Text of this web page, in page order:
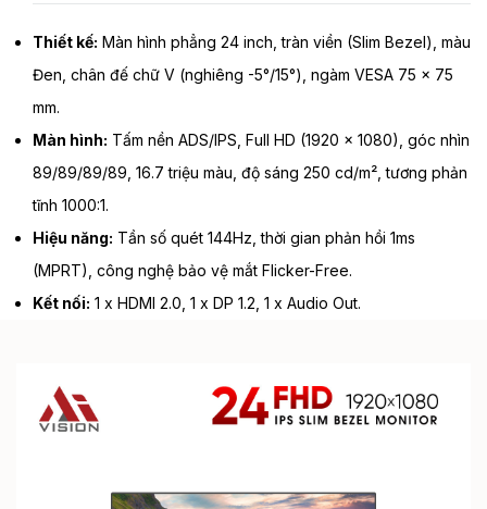
Thiết kế: Màn hình phẳng 24 inch, tràn viền (Slim Bezel), màu
Đen, chân đế chữ V (nghiêng -5°/15°), ngàm VESA 75 x 75
mm.
Màn hình: Tấm nền ADS/IPS, Full HD (1920 x 1080), góc nhìn
89/89/89/89, 16.7 triệu màu, độ sáng 250 cd/m², tương phản
tĩnh 1000:1.
Hiệu năng: Tần số quét 144Hz, thời gian phản hồi 1ms
(MPRT), công nghệ bảo vệ mắt Flicker-Free.
Kết nối: 1 x HDMI 2.0, 1 x DP 1.2, 1 x Audio Out.